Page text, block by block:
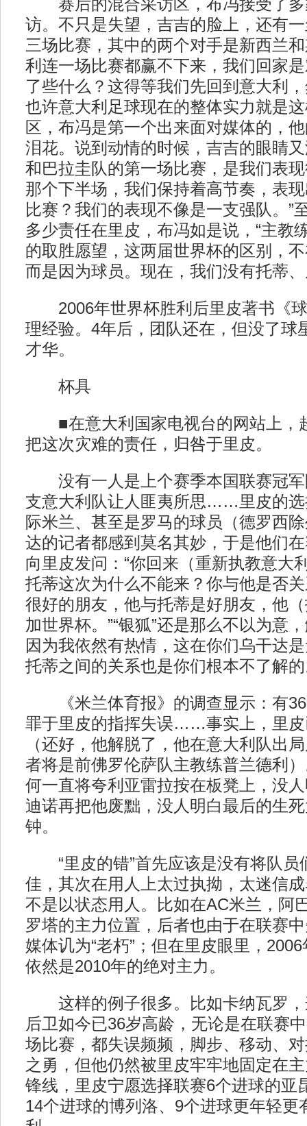
赛后的混合采访区，布冯接受了多
访。不只是失望，吉吉的脸上，还有
三场比赛，其中的两个对手是新西兰
利连一场比赛都赢不下来，我们回家
了些什么？这得等我们先回到意大利
也许意大利足球现在的整体实力就是
区，布冯是第一个出来面对媒体的，
泪花。说到动情的时候，吉吉的眼睛
和巴拉圭队的第一场比赛，是我们表
那个下半场，我们保持着高节奏，表
比赛？我们的表现不像是一支强队。”
多少责任在里皮，布冯如是说，“主教
的取胜愿望，这两届世界杯的区别，
而是因为球员。现在，我们没有托蒂
2006年世界杯胜利后里皮著书《球
理经验。4年后，团队还在，但没了球
才华。
杯具
■在意大利国家电视台的网站上，
把这次灾难的责任，归咎于里皮。
没有一人是上个赛季本国联赛冠军
支意大利队让人匪夷所思……里皮的选
际米兰、甚至是罗马的球员（德罗西
达的记者都感到莫名其妙，于是他们
向里皮发问：“你回来（重新执教意大
托蒂这次为什么不能来？你与他是否
很好的朋友，他与托蒂是好朋友，他
加世界杯。”“银狐”还是那么不以为意
因为我依然有热情，这在你们乌干达
托蒂之间的关系也是你们根本不了解的
《米兰体育报》的调查显示：有
罪于里皮的指挥失误……事实上，里皮
（还好，他解脱了，他在意大利队出
者将是前佛罗伦萨队主教练普兰德利
何一直将夸利亚雷拉按在板凳上，没
迪诺再把他废黜，没人明白最后的生
钟。
“里皮的错”首先应该是没有将队员
佳，其次在用人上太过执拗，太迷信
不是以状态用人。比如在AC米兰，阿
罗塔的主力位置，后者也由于在联赛
媒体讥为“老朽”；但在里皮眼里，
依然是2010年的绝对主力。
这样的例子很多。比如卡纳瓦罗，
后卫如今已36岁高龄，无论是在联赛
场比赛，都失误频频，脚步、移动、
之勇，但他仍然被里皮牢牢地固定在
锋线，里皮宁愿选择联赛6个进球的亚
14个进球的博列洛、9个进球更年轻更